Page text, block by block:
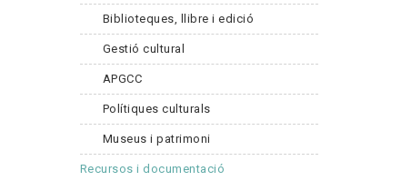
Biblioteques, llibre i edició
Gestió cultural
APGCC
Polítiques culturals
Museus i patrimoni
Recursos i documentació